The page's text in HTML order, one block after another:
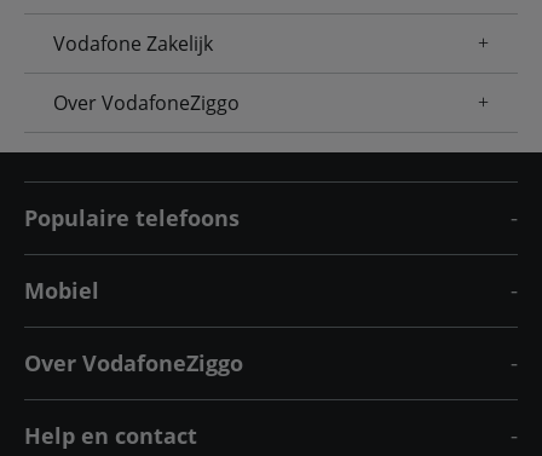
Vodafone Zakelijk
Over VodafoneZiggo
Populaire telefoons
Mobiel
Over VodafoneZiggo
Help en contact